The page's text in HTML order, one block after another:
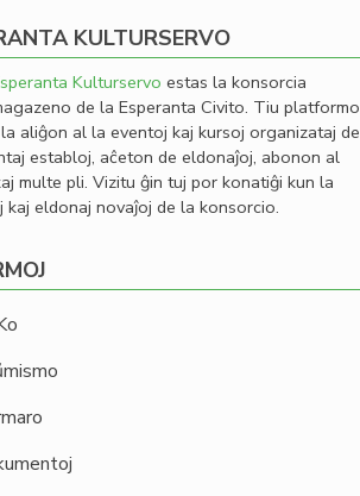
KULTURSERVO
Kulturservo estas la konsorcia
de la Esperanta Civito. Tiu platformo
aliĝon al la eventoj kaj kursoj organizataj de
establoj, aĉeton de eldonaĵoj, abonon al
multe pli. Vizitu ĝin tuj por konatiĝi kun la
kaj eldonaj novaĵoj de la konsorcio.